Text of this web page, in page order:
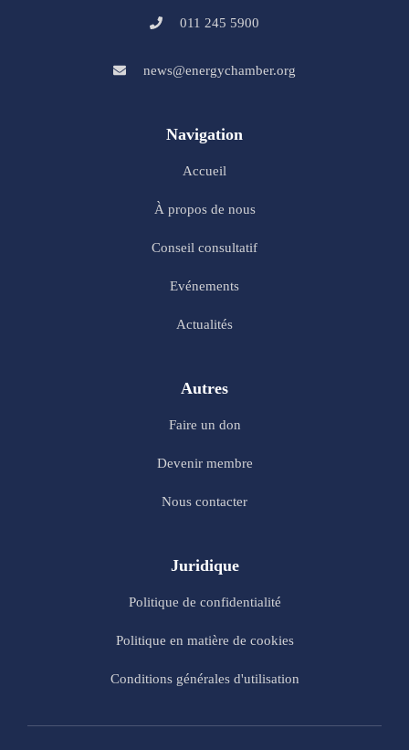
011 245 5900
news@energychamber.org
Navigation
Accueil
À propos de nous
Conseil consultatif
Evénements
Actualités
Autres
Faire un don
Devenir membre
Nous contacter
Juridique
Politique de confidentialité
Politique en matière de cookies
Conditions générales d'utilisation